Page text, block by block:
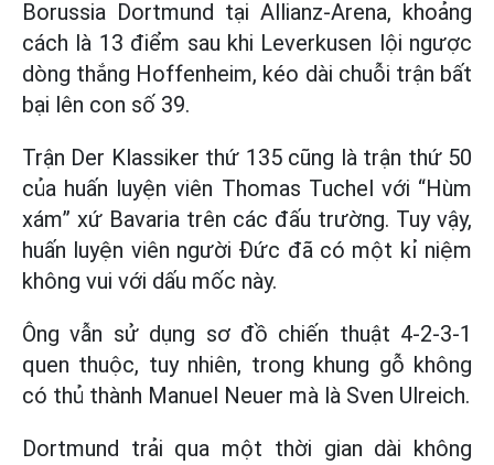
Borussia Dortmund tại Allianz-Arena, khoảng
cách là 13 điểm sau khi Leverkusen lội ngược
dòng thắng Hoffenheim, kéo dài chuỗi trận bất
bại lên con số 39.
Trận Der Klassiker thứ 135 cũng là trận thứ 50
của huấn luyện viên Thomas Tuchel với “Hùm
xám” xứ Bavaria trên các đấu trường. Tuy vậy,
huấn luyện viên người Đức đã có một kỉ niệm
không vui với dấu mốc này.
Ông vẫn sử dụng sơ đồ chiến thuật 4-2-3-1
quen thuộc, tuy nhiên, trong khung gỗ không
có thủ thành Manuel Neuer mà là Sven Ulreich.
Dortmund trải qua một thời gian dài không